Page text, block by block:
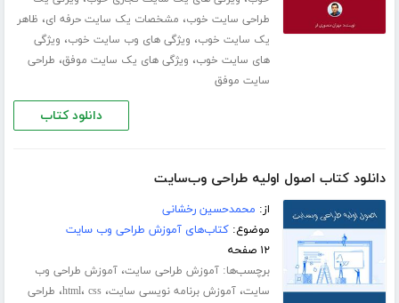
طراحی سایت خوب، مشخصات یک سایت حرفه ای، ظاهر
یک سایت خوب، ویژگی های وب سایت خوب، ویژگی
های سایت خوب، ویژگی های یک سایت موفق، طراحی
سایت موفق
دانلود کتاب
دانلود کتاب اصول اولیه طراحی وب‌سایت
از: محمد‌حسین رخشانی
موضوع:کتاب‌های آموزش طراحی وب سایت
۱۲ صفحه
برچسب‌ها:آموزش طراحی سایت،آموزش طراحی وب
سایت،آموزش برنامه نویسی سایت، html، css ، طراحی